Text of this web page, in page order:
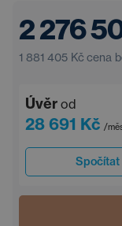
2 276
1 881 405 Kč cena
Úvěr od
28 691 Kč /
Spočítat